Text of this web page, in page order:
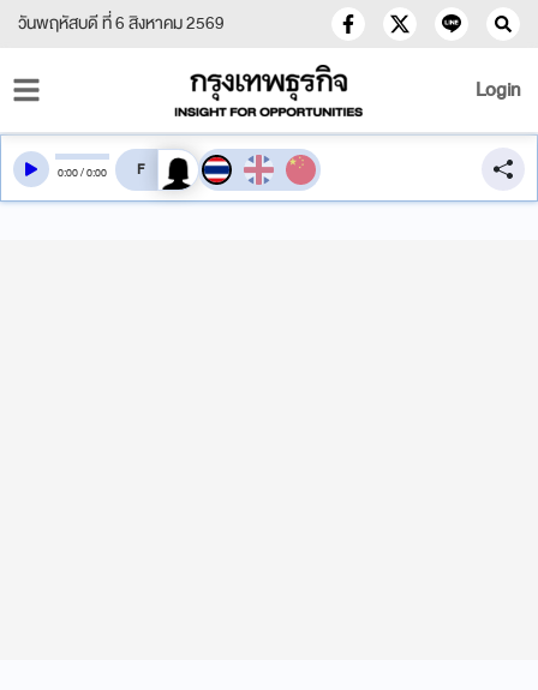
วันพฤหัสบดี ที่ 6 สิงหาคม 2569
Login
0:00/0:00 สลับเสียงอ่าน